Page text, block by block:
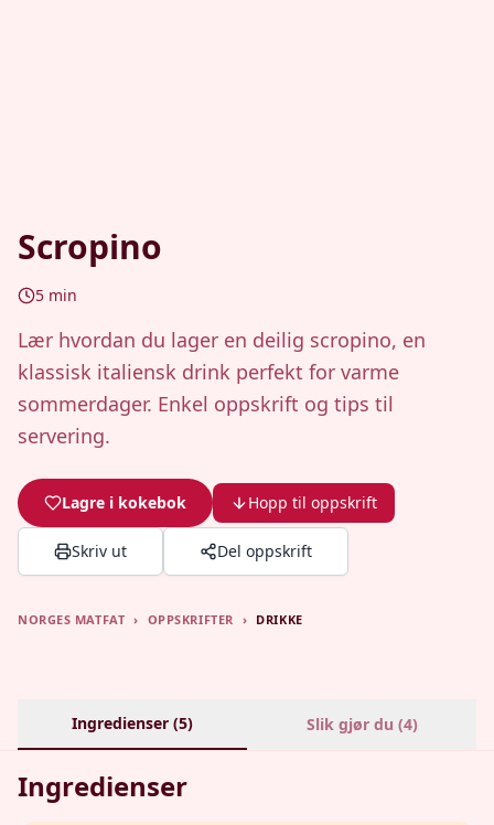
Scropino
5 min
Lær hvordan du lager en deilig scropino, en
klassisk italiensk drink perfekt for varme
sommerdager. Enkel oppskrift og tips til
servering.
Lagre i kokebok Hopp til oppskrift
Skriv ut Del oppskrift
NORGES MATFAT › OPPSKRIFTER › DRIKKE
Ingredienser (5) Slik gjør du (4)
Ingredienser